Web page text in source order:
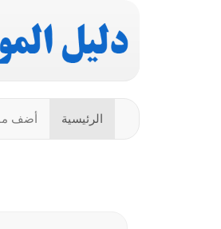
الرئيسية أضف